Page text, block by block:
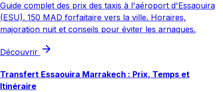
Guide complet des prix des taxis à l'aéroport d'Essaouira
(ESU). 150 MAD forfaitaire vers la ville. Horaires,
majoration nuit et conseils pour éviter les arnaques.
Découvrir
Transfert Essaouira Marrakech : Prix, Temps et
Itinéraire